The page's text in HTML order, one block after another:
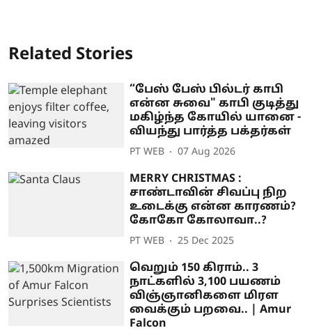
Related Stories
“பேஸ் பேஸ் பில்டர் காபி
என்ன சுவை" காபி குடித்து
மகிழ்ந்த கோயில் யானை -
வியந்து பார்த்த பக்தர்கள்
PT WEB 07 Aug 2026
MERRY CHRISTMAS :
சாண்டாவின் சிவப்பு நிற
உடைக்கு என்ன காரணம்?
கோகோ கோலாவா..?
PT WEB 25 Dec 2025
வெறும் 150 கிராம்.. 3
நாட்களில் 3,100 பயணம்
விஞ்ஞானிகளை மிரள
வைக்கும் பறவை.. | Amur
Falcon